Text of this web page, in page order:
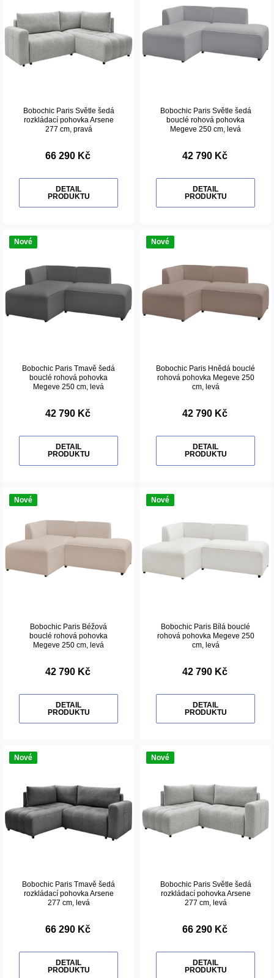
Bobochic Paris Světle šedá
rozkládací pohovka Arsene
277 cm, pravá
66 290 Kč
DETAIL
PRODUKTU
Bobochic Paris Světle šedá
bouclé rohová pohovka
Megeve 250 cm, levá
42 790 Kč
DETAIL
PRODUKTU
Nové
Bobochic Paris Tmavě šedá
bouclé rohová pohovka
Megeve 250 cm, levá
42 790 Kč
DETAIL
PRODUKTU
Nové
Bobochic Paris Hnědá bouclé
rohová pohovka Megeve 250
cm, levá
42 790 Kč
DETAIL
PRODUKTU
Nové
Bobochic Paris Béžová
bouclé rohová pohovka
Megeve 250 cm, levá
42 790 Kč
DETAIL
PRODUKTU
Nové
Bobochic Paris Bílá bouclé
rohová pohovka Megeve 250
cm, levá
42 790 Kč
DETAIL
PRODUKTU
Nové
Bobochic Paris Tmavě šedá
rozkládací pohovka Arsene
277 cm, levá
66 290 Kč
DETAIL
PRODUKTU
Nové
Bobochic Paris Světle šedá
rozkládací pohovka Arsene
277 cm, levá
66 290 Kč
DETAIL
PRODUKTU